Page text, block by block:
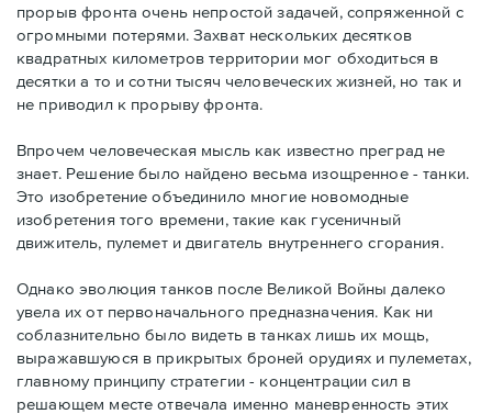
прорыв фронта очень непростой задачей, сопряженной с
огромными потерями. Захват нескольких десятков
квадратных километров территории мог обходиться в
десятки а то и сотни тысяч человеческих жизней, но так и
не приводил к прорыву фронта.
Впрочем человеческая мысль как известно преград не
знает. Решение было найдено весьма изощренное - танки.
Это изобретение объединило многие новомодные
изобретения того времени, такие как гусеничный
движитель, пулемет и двигатель внутреннего сгорания.
Однако эволюция танков после Великой Войны далеко
увела их от первоначального предназначения. Как ни
соблазнительно было видеть в танках лишь их мощь,
выражавшуюся в прикрытых броней орудиях и пулеметах,
главному принципу стратегии - концентрации сил в
решающем месте отвечала именно маневренность этих